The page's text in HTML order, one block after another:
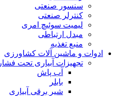
سنسور صنعتی
کنترلر صنعتی
لیمیت سوئیچ امری
مبدل ارتباطی
منبع تغذیه
ادوات و ماشین آلات کشاورزی
تجهیزات آبیاری تحت فشار
آب پاش
بابلر
شیر برقی آبیاری